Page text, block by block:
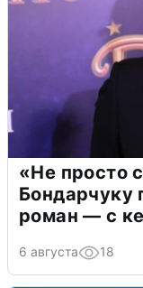
«Не просто
Бондарчуку
роман — с
6 августа 18